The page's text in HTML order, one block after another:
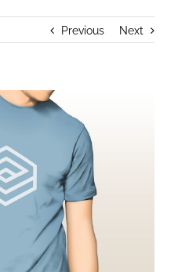
Previous Next